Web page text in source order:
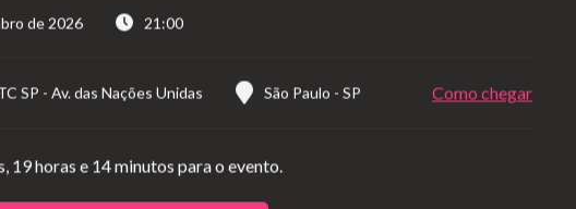
de 2026 21:00
SP - Av. das Nações Unidas São Paulo - SP Como chegar
19 horas e 14 minutos para o evento.